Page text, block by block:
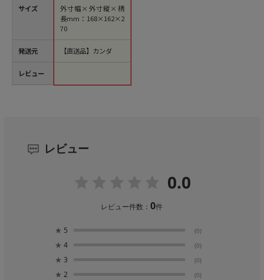
サイズ
発送元
レビュー
外寸幅×外寸縦×柄
長mm：168×162×2
70
【直送品】カンダ
レビュー
0.0
レビュー件数：0件
★ 5 (0)
★ 4 (0)
★ 3 (0)
★ 2 (0)